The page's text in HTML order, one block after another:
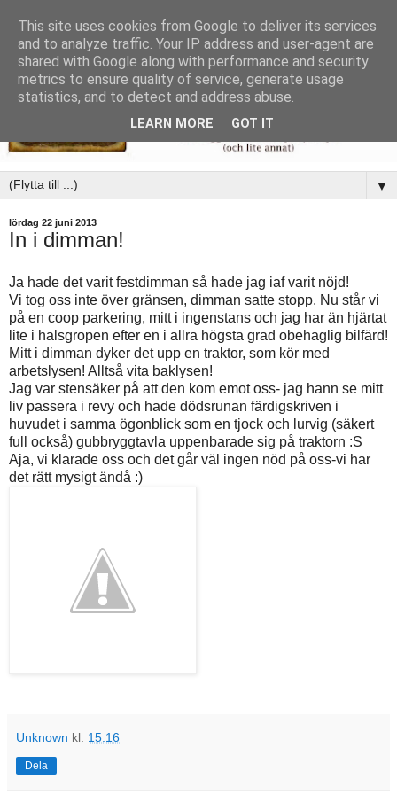
▼
lördag 22 juni 2013
In i dimman!
Ja hade det varit festdimman så hade jag iaf varit nöjd!
Vi tog oss inte över gränsen, dimman satte stopp. Nu står vi
på en coop parkering, mitt i ingenstans och jag har än hjärtat
lite i halsgropen efter en i allra högsta grad obehaglig bilfärd!
Mitt i dimman dyker det upp en traktor, som kör med
arbetslysen! Alltså vita baklysen!
Jag var stensäker på att den kom emot oss- jag hann se mitt
liv passera i revy och hade dödsrunan färdigskriven i
huvudet i samma ögonblick som en tjock och lurvig (säkert
full också) gubbryggtavla uppenbarade sig på traktorn :S
Aja, vi klarade oss och det går väl ingen nöd på oss-vi har
det rätt mysigt ändå :)
Unknown kl. 15:16
Dela
This site uses cookies from Google to deliver its services
and to analyze traffic. Your IP address and user-agent are
shared with Google along with performance and security
metrics to ensure quality of service, generate usage
statistics, and to detect and address abuse.
LEARN MORE GOT IT